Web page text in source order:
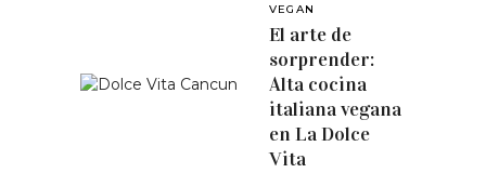
VEGAN
El arte de
sorprender:
Alta cocina
italiana vegana
en La Dolce
Vita